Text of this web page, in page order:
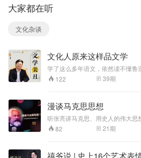
大家都在听
文化杂谈
文化人原来这样品文学
学了这么多年语文，依然读不懂鲁
多年汉字，还是写不出美文。 谁来
学素养？究竟怎么才能成个文化人
122 39期
漫谈马克思思想
听张亮讲马克思、用史人的伟大思
82
21期
禧爷说 | 史上16个艺术表